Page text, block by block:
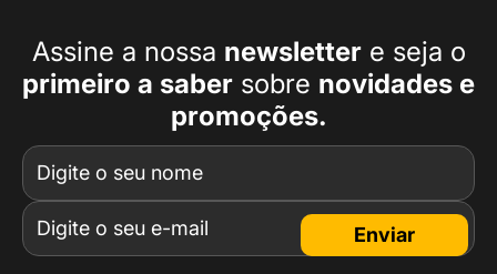
Assine a nossa newslettere seja o
primeiro a saber sobre novidades e
promoções.
Enviar